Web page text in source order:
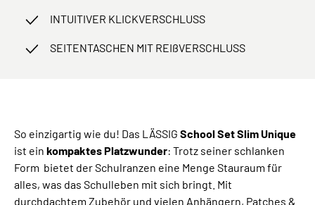
INTUITIVER KLICKVERSCHLUSS
SEITENTASCHEN MIT REIßVERSCHLUSS
So einzigartig wie du! Das LÄSSIG School Set Slim Unique
ist ein kompaktes Platzwunder: Trotz seiner schlanken
Form bietet der Schulranzen eine Menge Stauraum für
alles, was das Schulleben mit sich bringt. Mit
durchdachtem Zubehör und vielen Anhängern, Patches &